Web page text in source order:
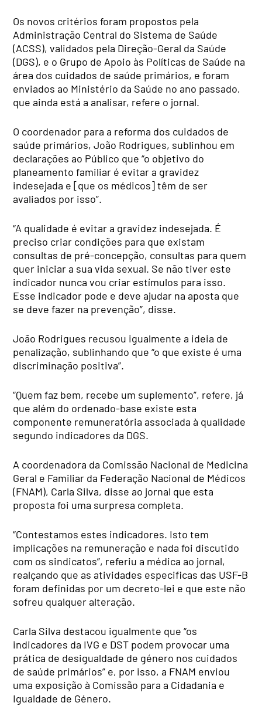
Os novos critérios foram propostos pela
Administração Central do Sistema de Saúde
(ACSS), validados pela Direção-Geral da Saúde
(DGS), e o Grupo de Apoio às Políticas de Saúde na
área dos cuidados de saúde primários, e foram
enviados ao Ministério da Saúde no ano passado,
que ainda está a analisar, refere o jornal.
O coordenador para a reforma dos cuidados de
saúde primários, João Rodrigues, sublinhou em
declarações ao Público que “o objetivo do
planeamento familiar é evitar a gravidez
indesejada e [que os médicos] têm de ser
avaliados por isso”.
“A qualidade é evitar a gravidez indesejada. É
preciso criar condições para que existam
consultas de pré-concepção, consultas para quem
quer iniciar a sua vida sexual. Se não tiver este
indicador nunca vou criar estímulos para isso.
Esse indicador pode e deve ajudar na aposta que
se deve fazer na prevenção”, disse.
João Rodrigues recusou igualmente a ideia de
penalização, sublinhando que “o que existe é uma
discriminação positiva”.
“Quem faz bem, recebe um suplemento”, refere, já
que além do ordenado-base existe esta
componente remuneratória associada à qualidade
segundo indicadores da DGS.
A coordenadora da Comissão Nacional de Medicina
Geral e Familiar da Federação Nacional de Médicos
(FNAM), Carla Silva, disse ao jornal que esta
proposta foi uma surpresa completa.
“Contestamos estes indicadores. Isto tem
implicações na remuneração e nada foi discutido
com os sindicatos”, referiu a médica ao jornal,
realçando que as atividades especificas das USF-B
foram definidas por um decreto-lei e que este não
sofreu qualquer alteração.
Carla Silva destacou igualmente que “os
indicadores da IVG e DST podem provocar uma
prática de desigualdade de género nos cuidados
de saúde primários” e, por isso, a FNAM enviou
uma exposição à Comissão para a Cidadania e
Igualdade de Género.